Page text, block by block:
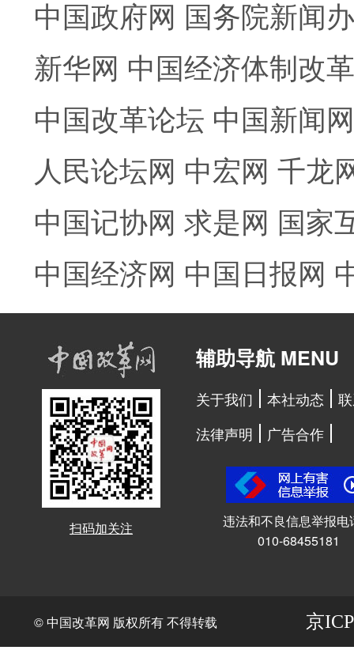
中国政府网 国务院新闻
新华网 中国经济体制改
中国改革论坛 中国新闻网
人民论坛网 中宏网 千龙
中国记协网 求是网 国家
中国经济网 中国日报网
扫码加关注
辅助导航 MENU
关于我们 本社动态
法律声明
广告合作
违法和不良信息举报电
010-68455181
© 中国改革网 版权所有 不得转载 京